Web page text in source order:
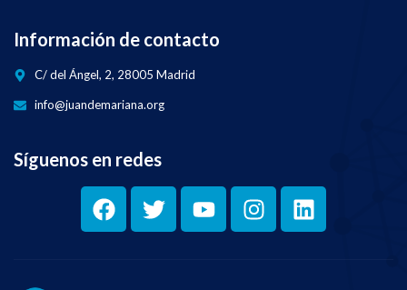
Información de contacto
C/ del Ángel, 2, 28005 Madrid
info@juandemariana.org
Síguenos en redes